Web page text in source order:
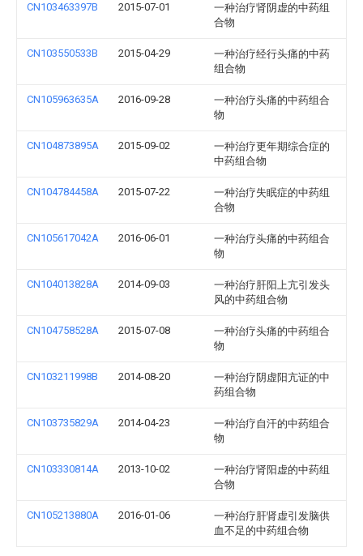
CN103463397B 2015-07-01
一种治疗肾阴虚的中药组
合物
CN103550533B 2015-04-29
一种治疗经行头痛的中药
组合物
CN105963635A 2016-09-28
一种治疗头痛的中药组合
物
CN104873895A 2015-09-02
一种治疗更年期综合症的
中药组合物
CN104784458A 2015-07-22
一种治疗失眠症的中药组
合物
CN105617042A 2016-06-01
一种治疗头痛的中药组合
物
CN104013828A 2014-09-03
一种治疗肝阳上亢引发头
风的中药组合物
CN104758528A 2015-07-08
一种治疗头痛的中药组合
物
CN103211998B 2014-08-20
一种治疗阴虚阳亢证的中
药组合物
CN103735829A 2014-04-23
一种治疗自汗的中药组合
物
CN103330814A 2013-10-02
一种治疗肾阳虚的中药组
合物
CN105213880A 2016-01-06
一种治疗肝肾虚引发脑供
血不足的中药组合物